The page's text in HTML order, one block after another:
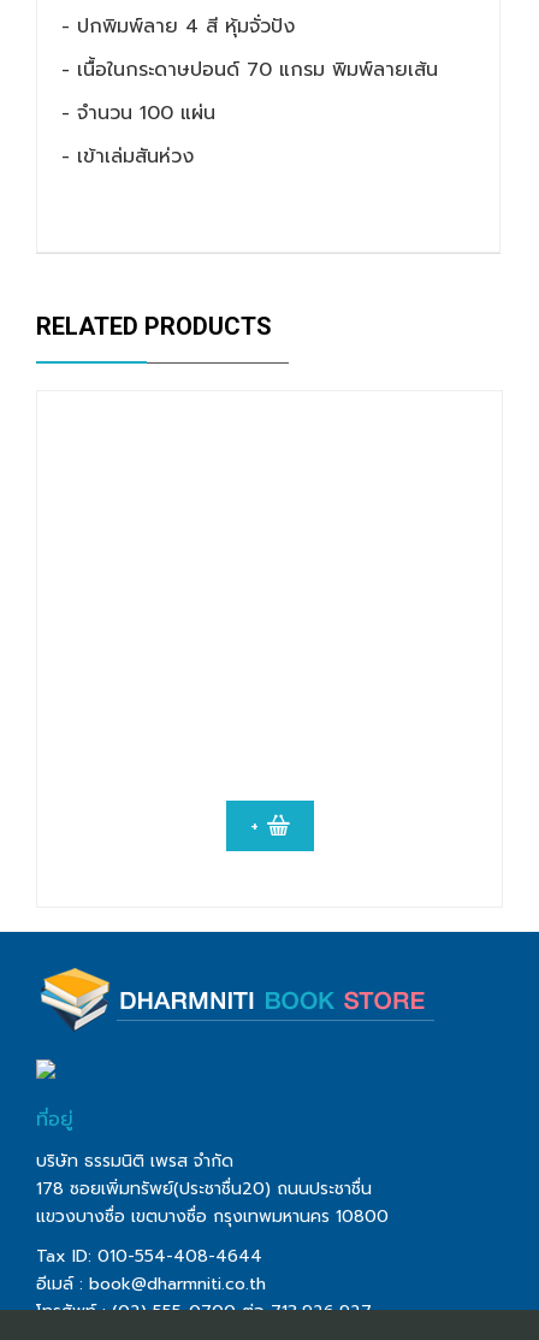
- ปกพิมพ์ลาย 4 สี หุ้มจั่วปัง
- เนื้อในกระดาษปอนด์ 70 แกรม พิมพ์ลายเส้น
- จำนวน 100 แผ่น
- เข้าเล่มสันห่วง
RELATED PRODUCTS
+
ที่อยู่
บริษัท ธรรมนิติ เพรส จำกัด
178 ซอยเพิ่มทรัพย์(ประชาชื่น20) ถนนประชาชื่น
แขวงบางซื่อ เขตบางซื่อ กรุงเทพมหานคร 10800
Tax ID: 010-554-408-4644
อีเมล์ : book@dharmniti.co.th
โทรศัพท์ : (02) 555-0700 ต่อ 713,926,927